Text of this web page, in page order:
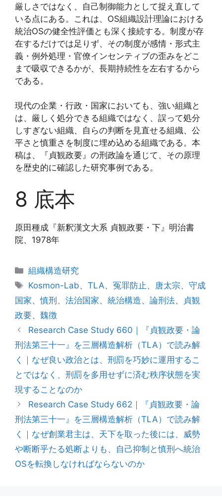
厳しさではなく、自己制御能力として捉え直して
いる点にある。これは、OS組織設計理論における
統治OSの健全性評価とも深く接続する。制度が存
在するだけでは足りず、その制度が感情・形式主
義・例外処理・官僚インセンティブの歪みをどこ
まで吸収できるかが、長期持続性を左右するから
である。
現代の企業・行政・国家においても、強い組織と
は、厳しく処分できる組織ではなく、誤って処分
しすぎない組織、自らの判断を見直せる組織、公
平さと慎重さを制度に埋め込める組織である。本
稿は、『貞観政要』の刑政論を通じて、その原理
を歴史的に確認した研究事例である。
8 底本
原田種成『新釈漢文大系 貞観政要・下』明治書
院、1978年
カ
テ
リ
ー
組織構造研究
タ
グ
Kosmon-Lab、TLA、冤罪防止 、 唐太宗、守成
国家、慎刑、 法治国家、 統治構造、 論刑法、
貞観
政要、 魏徴
Research Case Study 660｜『貞観政要・論
刑法第三十一』を三層構造解析（TLA）で読み解
く｜なぜ良い政治とは、刑罰を巧妙に運用するこ
とではなく、刑罰を多用せずに済む秩序状態を実
現することなのか
Research Case Study 662｜『貞観政要・論
刑法第三十一』を三層構造解析（TLA）で読み解
く｜なぜ創業君主は、天下を取った後には、威勢
や断断乎たる処断よりも、自己抑制と慎刑へ統治
OSを転換しなければならないのか